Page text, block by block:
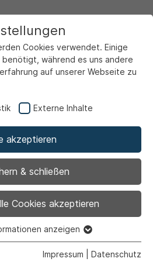
von
Cookies verwendet. Einige
während es uns andere
auf unserer Webseite zu
Externe Inhalte
akzeptieren
& schließen
Cookies akzeptieren
für grundlegende Funktionen
anzeigen
Impressum Datenschutz